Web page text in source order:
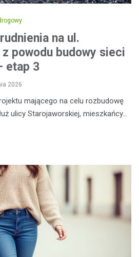
na ul.
powodu budowy sieci
etap 3
2026
mającego na celu rozbudowę
ulicy Starojaworskiej, mieszkańcy…